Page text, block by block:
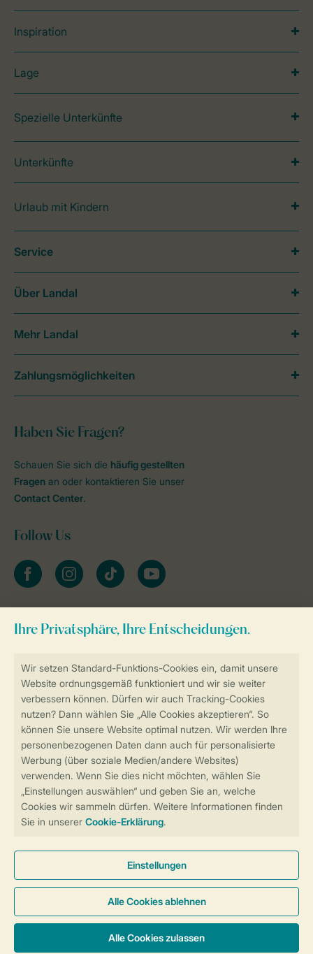
Weitere Informationen und Einstellungen
Sicher und schnell zur Online-Buchung
Sichere Datenübertragung
Sicheres Bezahlen
Inspiration
Lage
Spezielle Unterkünfte
Unterkünfte
Urlaub mit Kindern
Haben Sie Fragen?
Schauen Sie sich die häufig gestellten
Fragen an oder kontaktieren Sie unser
Contact Center.
Follow Us
facebookinstagramtiktok youtube
Zum Newsletter anmelden
Service
Über Landal
Mehr Landal
Zahlungsmöglichkeiten